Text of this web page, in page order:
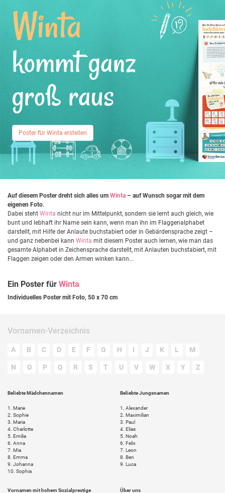
Winta
kommt ganz
groß raus
Poster für Winta erstellen
Auf diesem Poster dreht sich alles um Winta – auf Wunsch sogar mit dem
eigenen Foto.
Dabei steht Winta nicht nur im Mittelpunkt, sondern sie lernt auch gleich, wie
bunt und lebhaft ihr Name sein kann, wenn man ihn im Flaggenalphabet
darstellt, mit Hilfe der Anlaute buchstabiert oder in Gebärdensprache zeigt –
und ganz nebenbei kann Winta mit diesem Poster auch lernen, wie man das
gesamte Alphabet in Zeichensprache darstellt, mit Anlauten buchstabiert, mit
Flaggen zeigen oder den Armen winken kann...
Ein Poster für Winta
Individuelles Poster mit Foto, 50 x 70 cm
Vornamen-Verzeichnis
A B C D E F G H I J K L M
N O P Q R S T U V W X Y Z
Beliebte Mädchennamen
1.
Marie
2. Sophie
3. Maria
4. Charlotte
5. Emilia
6. Anna
7. Mia
8. Emma
9. Johanna
10. Sophia
Beliebte Jungsnamen
1.
Alexander
2. Maximilian
3. Paul
4. Elias
5. Noah
6. Felix
7. Leon
8. Ben
9. Luca
Vornamen mit hohem Sozialprestige Über uns